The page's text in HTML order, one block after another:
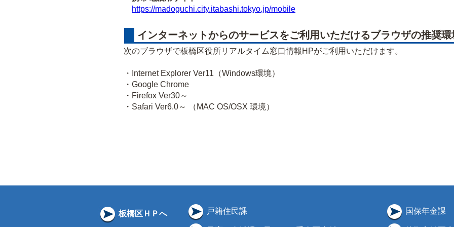
https://madoguchi.city.itabashi.tokyo.jp/mobile
インターネットからのサービスをご利用いただけるブラウザの推奨環
次のブラウザで板橋区役所リアルタイム窓口情報HPがご利用いただけます。
・Internet Explorer Ver11（Windows環境）
・Google Chrome
・Firefox Ver30～
・Safari Ver6.0～ （MAC OS/OSX 環境）
板橋区ＨＰへ 戸籍住民課 国保年金課